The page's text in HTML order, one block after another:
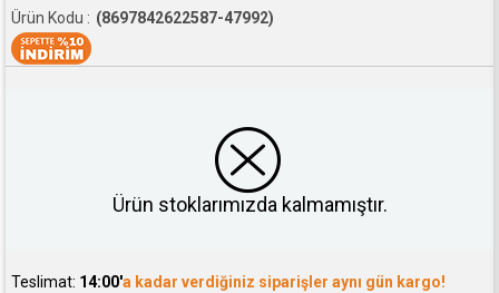
(8697842622587-47992)
Ürün stoklarımızda kalmamıştır.
Teslimat: 14:00'a kadar verdiğiniz siparişler aynı gün kargo!